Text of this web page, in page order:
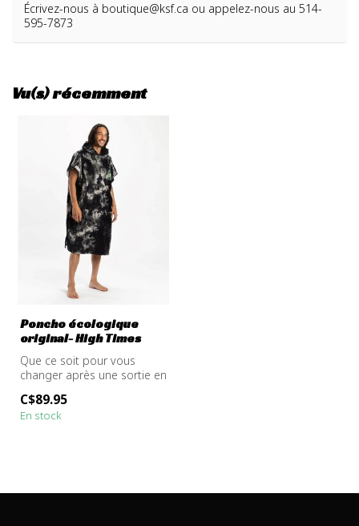
Écrivez-nous à boutique@ksf.ca ou appelez-nous au 514-
595-7873
Vu(s) récemment
Poncho écologique
original- High Times
Que ce soit pour vous
changer après une sortie en
ju...
C$89.95
En stock